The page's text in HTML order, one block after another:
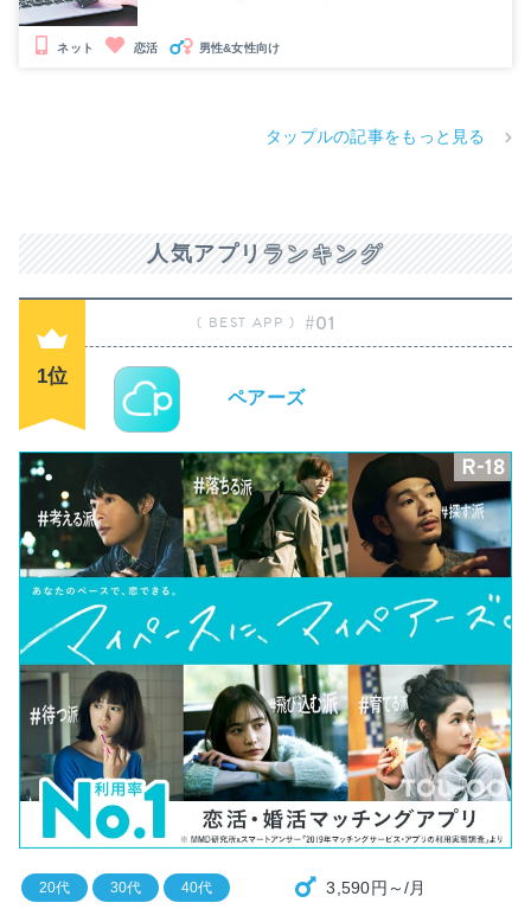
ネット 恋活 男性&女性向け
タップルの記事をもっと見る
人気アプリ ランキング
1位
#01
ペアーズ
20代 30代 40代 3,590円～/月